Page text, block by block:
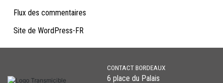
Flux des commentaires
Site de WordPress-FR
CONTACT BORDEAUX
6 place du Palais